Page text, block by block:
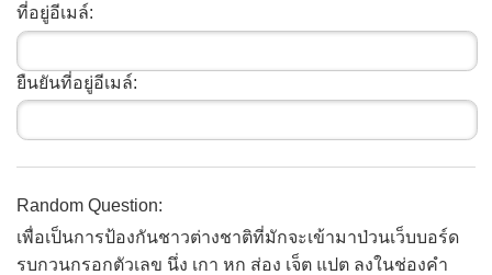
ที่อยู่อีเมล์:
ยืนยันที่อยู่อีเมล์:
Random Question:
เพื่อเป็นการป้องกันชาวต่างชาติที่มักจะเข้ามาป่วนเว็บบอร์ด
รบกวนกรอกตัวเลข นึ่ง เกา หก ส่อง เจ็ต แปต ลงในช่องคำ